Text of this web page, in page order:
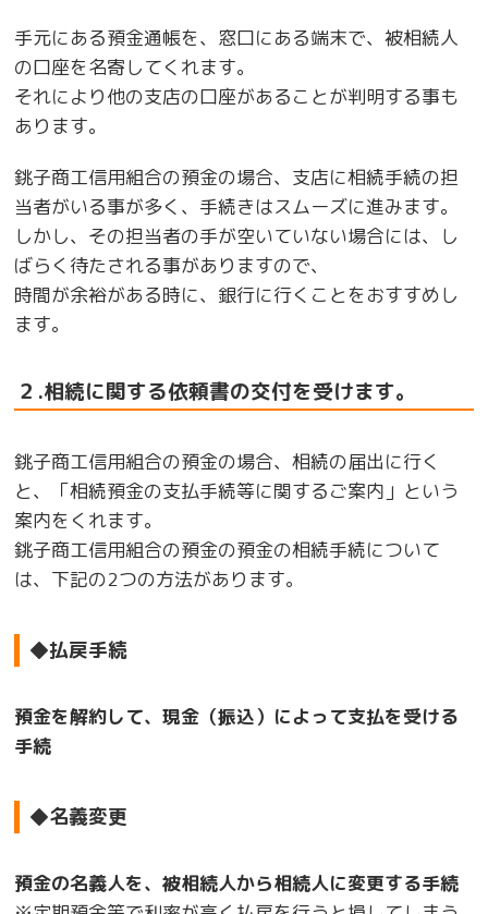
手元にある預金通帳を、窓口にある端末で、被相続人
の口座を名寄してくれます。
それにより他の支店の口座があることが判明する事も
あります。
銚子商工信用組合の預金の場合、支店に相続手続の担
当者がいる事が多く、手続きはスムーズに進みます。
しかし、その担当者の手が空いていない場合には、し
ばらく待たされる事がありますので、
時間が余裕がある時に、銀行に行くことをおすすめし
ます。
２.相続に関する依頼書の交付を受けます。
銚子商工信用組合の預金の場合、相続の届出に行く
と、「相続預金の支払手続等に関するご案内」という
案内をくれます。
銚子商工信用組合の預金の預金の相続手続について
は、下記の2つの方法があります。
◆払戻手続
預金を解約して、現金（振込）によって支払を受ける
手続
◆名義変更
預金の名義人を、被相続人から相続人に変更する手続